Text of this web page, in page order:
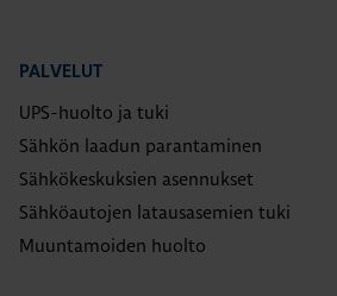
PALVELUT
UPS-huolto ja tuki
Sähkön laadun parantaminen
Sähkökeskuksien asennukset
Sähköautojen latausasemien tuki
Muuntamoiden huolto